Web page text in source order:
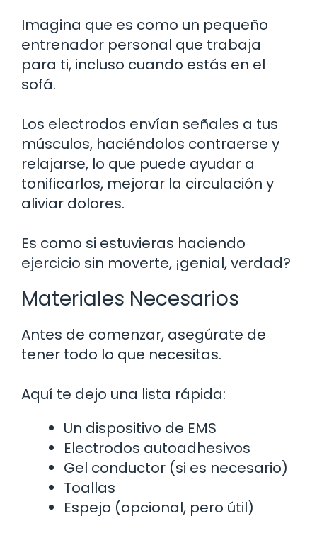
Imagina que es como un pequeño
entrenador personal que trabaja
para ti, incluso cuando estás en el
sofá.
Los electrodos envían señales a tus
músculos, haciéndolos contraerse y
relajarse, lo que puede ayudar a
tonificarlos, mejorar la circulación y
aliviar dolores.
Es como si estuvieras haciendo
ejercicio sin moverte, ¡genial, verdad?
Materiales Necesarios
Antes de comenzar, asegúrate de
tener todo lo que necesitas.
Aquí te dejo una lista rápida:
Un dispositivo de EMS
Electrodos autoadhesivos
Gel conductor (si es necesario)
Toallas
Espejo (opcional, pero útil)